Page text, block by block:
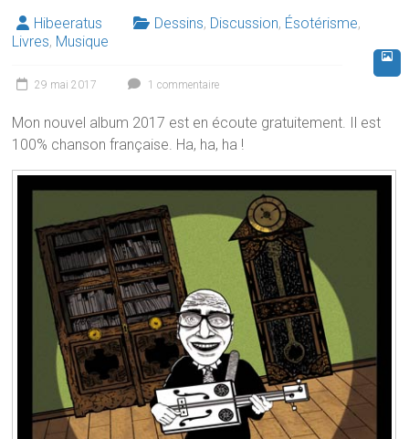
Hibeeratus Dessins, Discussion, Ésotérisme,
Livres, Musique
29 mai 2017 1 commentaire
Mon nouvel album 2017 est en écoute gratuitement. Il est
100% chanson française. Ha, ha, ha !